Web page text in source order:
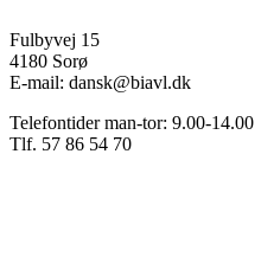
Fulbyvej 15
4180 Sorø
E-mail: dansk@biavl.dk
Telefontider man-tor: 9.00-14.00
Tlf. 57 86 54 70